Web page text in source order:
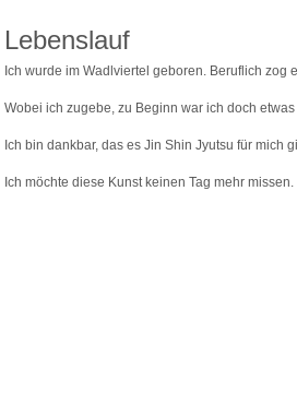
Lebenslauf
Ich wurde im Wadlviertel geboren. Beruflich zog
Wobei ich zugebe, zu Beginn war ich doch
Ich bin dankbar, das es Jin Shin Jyutsu für mich
Ich möchte diese Kunst keinen Tag mehr missen.